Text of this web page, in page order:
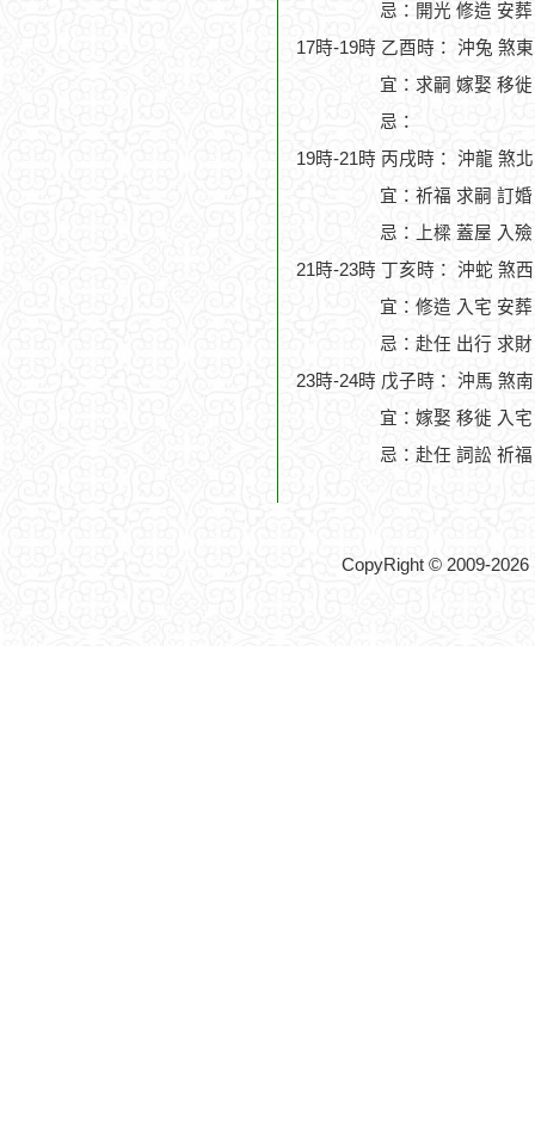
忌：開光 修造 安葬
17時-19時 乙酉時： 沖兔 煞
宜：求嗣 嫁娶 移
忌：
19時-21時 丙戌時： 沖龍 煞
宜：祈福 求嗣 訂
忌：上樑 蓋屋 入
21時-23時 丁亥時： 沖蛇 煞
宜：修造 入宅 安
忌：赴任 出行 求
23時-24時 戊子時： 沖馬 煞
宜：嫁娶 移徙 入
忌：赴任 詞訟 祈
CopyRight © 2009-2026